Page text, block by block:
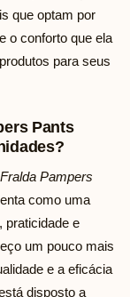
que optam por
o conforto que ela
para seus
Pants
Fralda Pampers
como uma
praticidade e
um pouco mais
e a eficácia
disposto a